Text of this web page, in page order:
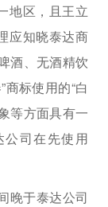
地区，且王立
应知晓泰达商
酒、无酒精饮
标使用的“白
等方面具有一
公司在先使用
于泰达公司